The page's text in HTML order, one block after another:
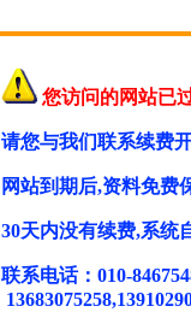
您访问的网站已
请您与我们联系续费
网站到期后,资料免费
30天内没有续费,系统
联系电话：010-